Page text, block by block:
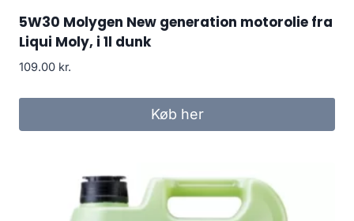
5W30 Molygen New generation motorolie fra
Liqui Moly, i 1l dunk
109.00 kr.
Køb her